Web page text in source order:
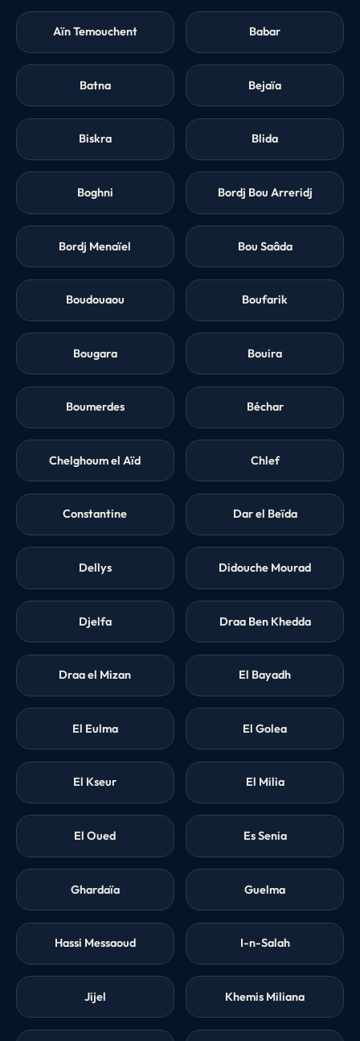
Aïn Temouchent Babar
Batna Bejaïa
Biskra Blida
Boghni Bordj Bou Arreridj
Bordj Menaïel Bou Saâda
Boudouaou Boufarik
Bougara Bouira
Boumerdes Béchar
Chelghoum el Aïd Chlef
Constantine Dar el Beïda
Dellys Didouche Mourad
Djelfa Draa Ben Khedda
Draa el Mizan El Bayadh
El Eulma El Golea
El Kseur El Milia
El Oued Es Senia
Ghardaïa Guelma
Hassi Messaoud I-n-Salah
Jijel Khemis Miliana